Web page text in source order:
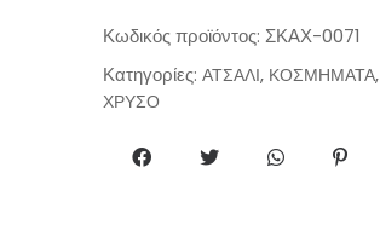
n
i
t
Κωδικός προϊόντος: ΣΚΑΧ-0071
Κατηγορίες: ΑΤΣΑΛΙ, ΚΟΣΜΗΜΑΤΑ,
ΧΡΥΣΟ